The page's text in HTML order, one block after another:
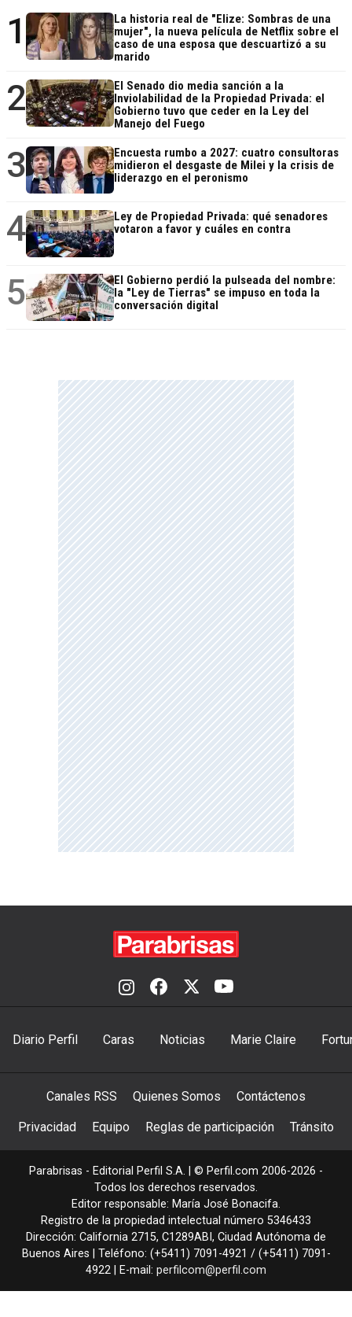
1
La historia real de "Elize: Sombras de una
mujer", la nueva película de Netflix sobre el
caso de una esposa que descuartizó a su
marido
2
El Senado dio media sanción a la
Inviolabilidad de la Propiedad Privada: el
Gobierno tuvo que ceder en la Ley del
Manejo del Fuego
3
Encuesta rumbo a 2027: cuatro consultoras
midieron el desgaste de Milei y la crisis de
liderazgo en el peronismo
4
Ley de Propiedad Privada: qué senadores
votaron a favor y cuáles en contra
5
El Gobierno perdió la pulseada del nombre:
la "Ley de Tierras" se impuso en toda la
conversación digital
Diario Perfil Caras Noticias Marie Claire
Canales RSS Quienes Somos Contáctenos
Privacidad Equipo Reglas de participación Tránsito
Parabrisas - Editorial Perfil S.A. | © Perfil.com 2006-2026 -
Todos los derechos reservados.
Editor responsable: María José Bonacifa.
Registro de la propiedad intelectual número 5346433
Dirección: California 2715, C1289ABI , Ciudad Autónoma de
Buenos Aires | Teléfono: (+5411) 7091-4921 / (+5411) 7091-
4922 | E-mail: perfilcom@perfil.com